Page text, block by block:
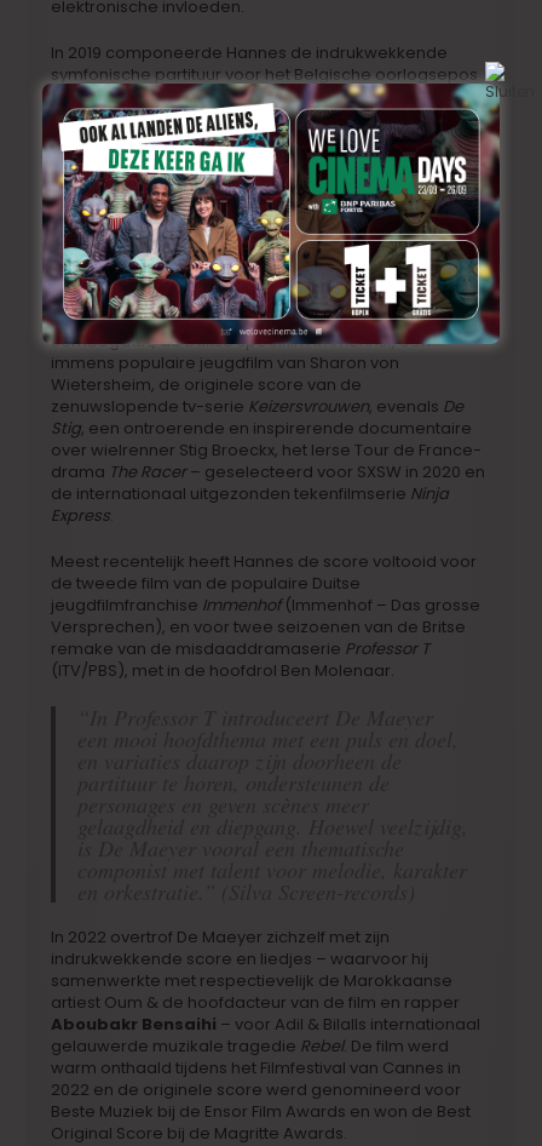
elektronische invloeden.
In 2019 componeerde Hannes de indrukwekkende
symfonische partituur voor het Belgische oorlogsepos
Torpedo, waarvoor hij de Best Original Score for a
Belgian Production 2020 ontving bij de prestigieuze
World Soundtrack Awards.
Recensie Graveyards geeft de score voor
Torpedo 10/10 – “De Maeyer levert een
epische partituur, boordevol originele
thema’s, waar je de rillingen van krijgt.”
Andere recente projecten zijnRafaël, het Nederlandse
romantische drama van de bekroonde filmmaker Ben
Sombogaart, de Duitse speelfilmImmenhof,een
immens populaire jeugdfilm van Sharon von
Wietersheim, de originele score van de
zenuwslopende tv-serie Keizersvrouwen, evenals De
Stig, een ontroerende en inspirerende documentaire
over wielrenner Stig Broeckx, het Ierse Tour de France-
drama The Racer– geselecteerd voor SXSW in 2020 en
de internationaal uitgezonden tekenfilmserie Ninja
Express.
Meest recentelijk heeft Hannes de score voltooid voor
de tweede film van de populaire Duitse
jeugdfilmfranchise Immenhof(Immenhof – Das grosse
Versprechen), en voor twee seizoenen van de Britse
remake van de misdaaddramaserie Professor T
(ITV/PBS), met in de hoofdrol Ben Molenaar.
In 2022 overtrof De Maeyer zichzelf met zijn
indrukwekkende score en liedjes – waarvoor hij
samenwerkte met respectievelijk de Marokkaanse
artiest Oum & de hoofdacteur van de film en rapper
Aboubakr Bensaihi – voor Adil & Bilalls internationaal
gelauwerde muzikale tragedie Rebel. De film werd
warm onthaald tijdens het Filmfestival van Cannes in
2022 en de originele score werd genomineerd voor
Beste Muziek bij de Ensor Film Awards en won de Best
Original Score bij de Magritte Awards.